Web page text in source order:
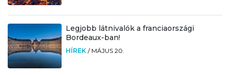
Legjobb látnivalók a franciaországi
Bordeaux-ban!
HÍREK / MÁJUS 20.